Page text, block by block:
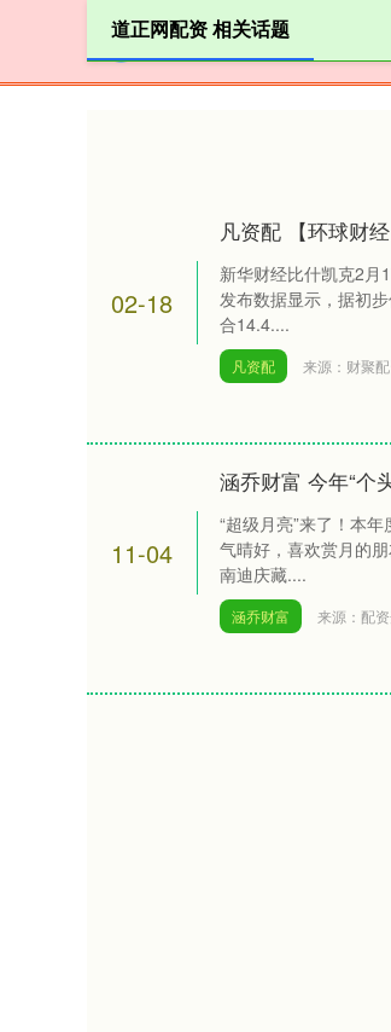
道正网配资 相关话题
02-18
凡资配 【环球财
新华财经比什凯克2月
发布数据显示，据初
合14.4....
凡资配 来源：财聚
11-04
涵乔财富 今年“个
“超级月亮”来了！本
气晴好，喜欢赏月的
南迪庆藏....
涵乔财富 来源：配